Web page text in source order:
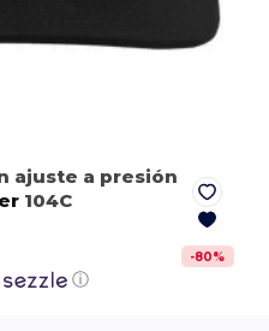
ajuste a presión
104C
-80%
ⓘ